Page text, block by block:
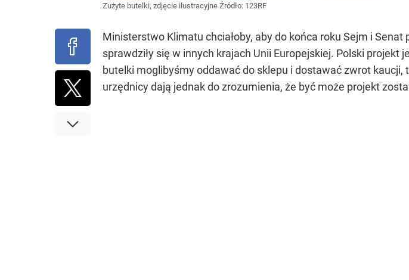
Zużyte butelki, zdjęcie ilustracyjne Źródło: 123RF
Ministerstwo Klimatu chciałoby, aby do końca roku Sejm i
sprawdziły się w innych krajach Unii Europejskiej. Polski
butelki moglibyśmy oddawać do sklepu i dostawać zwrot
urzędnicy dają jednak do zrozumienia, że być może projekt